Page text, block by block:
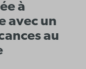
à
avec un
au